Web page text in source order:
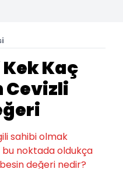
Kaç
Cevizli
sahibi olmak
bu noktada oldukça
değeri nedir?